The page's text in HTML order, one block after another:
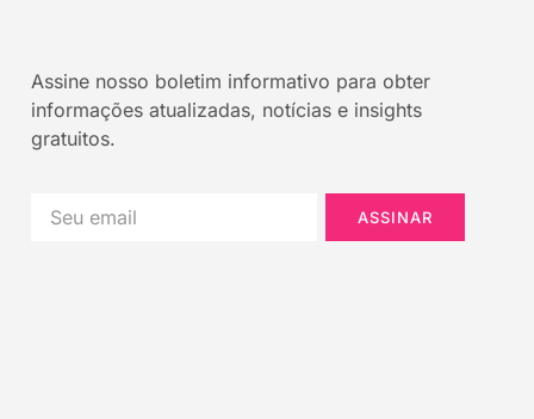
Assine nosso boletim informativo para obter
informações atualizadas, notícias e insights
gratuitos.
ASSINAR